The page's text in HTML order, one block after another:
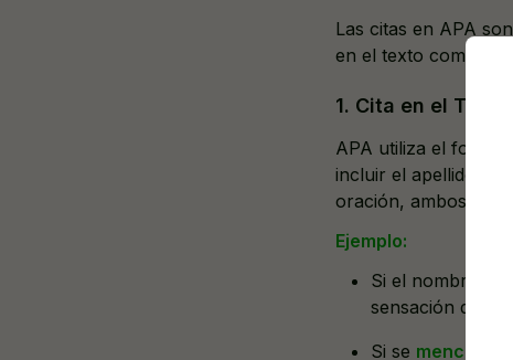
Las citas en APA
en el texto como en
1. Cita en el
APA utiliza el
incluir el apellido
oración, ambos
Ejemplo:
Si el nombre del
sensación de
Si se menciona